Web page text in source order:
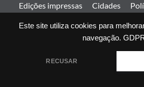
Este site utiliza cookies para
navegação.
RECUSAR
Edições impressas
Cidades
Comercial
Edições impressas
© 2026 Jornal Estado de Goiás. Todos
by AF